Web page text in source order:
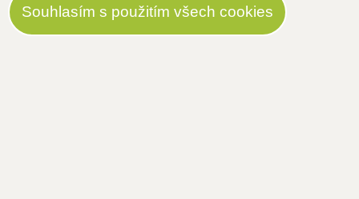
Souhlasím s použitím všech cookies